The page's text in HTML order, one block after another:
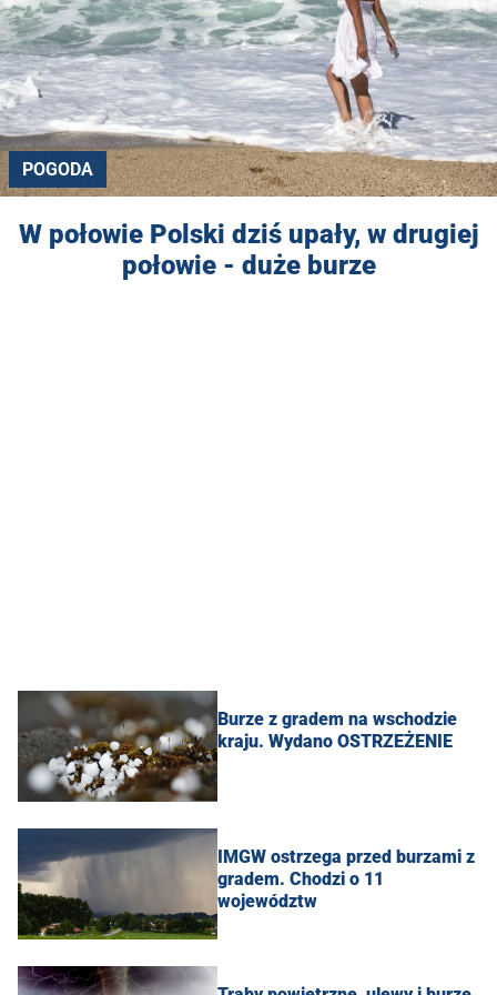
POGODA
W połowie Polski dziś upały, w drugiej
połowie - duże burze
Burze z gradem na wschodzie
kraju. Wydano OSTRZEŻENIE
IMGW ostrzega przed burzami z
gradem. Chodzi o 11
województw